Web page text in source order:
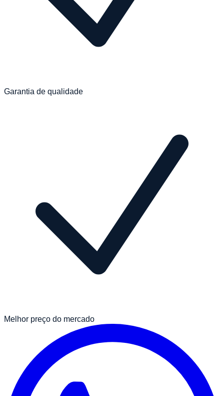
Garantia de qualidade
Melhor preço do mercado